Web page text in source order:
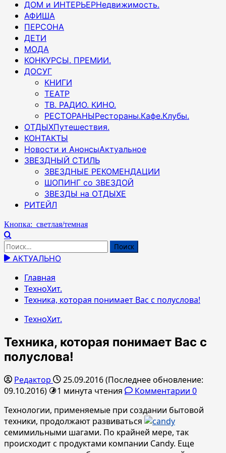
ДОМ и ИНТЕРЬЕРНедвижимость.
АФИША
ПЕРСОНА
ДЕТИ
МОДА
КОНКУРСЫ. ПРЕМИИ.
ДОСУГ
КНИГИ
ТЕАТР
ТВ. РАДИО. КИНО.
РЕСТОРАНЫРестораны.Кафе.Клубы.
ОТДЫХПутешествия.
КОНТАКТЫ
Новости и АнонсыАктуальное
ЗВЕЗДНЫЙ СТИЛЬ
ЗВЕЗДНЫЕ РЕКОМЕНДАЦИИ
ШОПИНГ со ЗВЕЗДОЙ
ЗВЕЗДЫ на ОТДЫХЕ
РИТЕЙЛ
Кнопка: светлая/темная
Найти:
АКТУАЛЬНО
Главная
ТехноХит.
Техника, которая понимает Вас с полуслова!
ТехноХит.
Техника, которая понимает Вас с
полуслова!
Редактор
25.09.2016 (Последнее обновление:
09.10.2016)
1 минута чтения
Комментарии 0
Технологии, применяемые при создании бытовой
техники, продолжают развиваться
семимильными шагами. По крайней мере, так
происходит с продуктами компании Candy. Еще